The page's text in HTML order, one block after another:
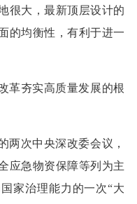
很大，最新顶层设计的
的均衡性，有利于进一
革夯实高质量发展的根
两次中央深改委会议，
应急物资保障等列为主
家治理能力的一次“大